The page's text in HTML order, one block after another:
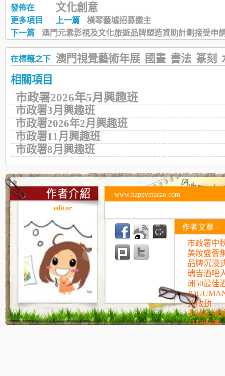
發佈在 文化創意
更多項目 上一篇
橫琴藝墟招募攤主
下一篇
澳門元素影視及文化旅遊品牌塑造資助計劃接受申
在標籤之下 澳門視覺藝術年展 國畫 書法 篆刻
相關項目
市政署2026年5月興趣班
市政署3月興趣班
市政署2026年2月興趣班
市政署11月興趣班
市政署8月興趣班
editor
www.happymacao.com
市政署中
美妝盛薈
品牌沉浸
瑞吉酒吧
洲50最佳
式啟動
央積金預
日起申請